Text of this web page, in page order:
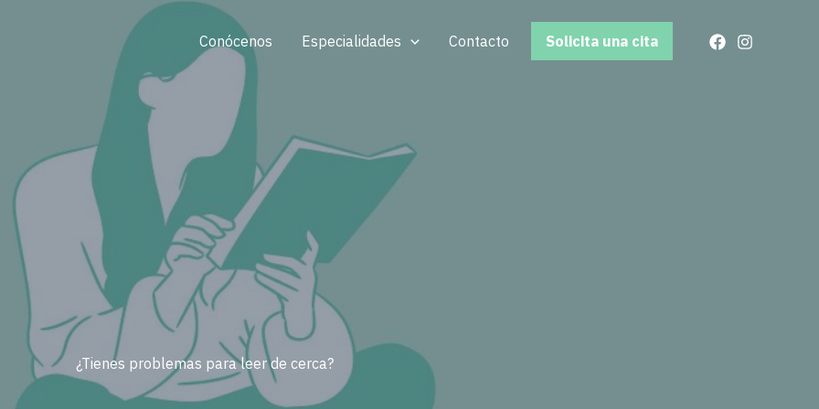
Conócenos Especialidades Contacto Solicita una cita
¿Tienes problemas para leer de cerca?